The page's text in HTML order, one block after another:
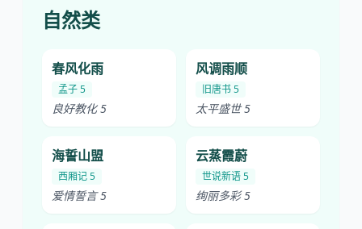
自然类
春风化雨
孟子 5
良好教化 5
风调雨顺
旧唐书 5
太平盛世 5
海誓山盟
西厢记 5
爱情誓言 5
云蒸霞蔚
世说新语 5
绚丽多彩 5